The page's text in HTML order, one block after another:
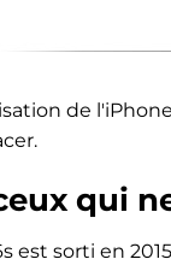
de
qui
est sorti en